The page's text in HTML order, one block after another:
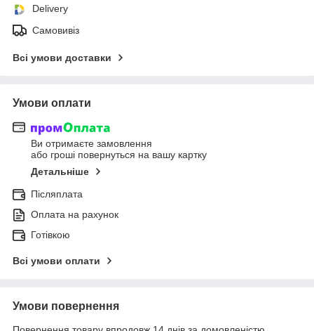
Delivery
Самовивіз
Всі умови доставки
Умови оплати
Ви отримаєте замовлення
або гроші повернуться на вашу картку
Детальніше
Післяплата
Оплата на рахунок
Готівкою
Всі умови оплати
Умови повернення